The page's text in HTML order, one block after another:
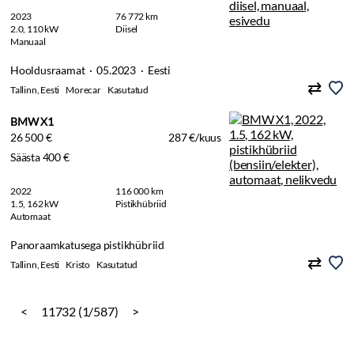
2023
76 772 km
2.0, 110 kW
Diisel
Manuaal
Hooldusraamat · 05.2023 · Eesti
Tallinn, Eesti Morecar Kasutatud
BMW X1
26 500 €
287 €/kuus
Säästa 400 €
2022
116 000 km
1.5, 162 kW
Pistikhübriid
Automaat
Panoraamkatusega pistikhübriid
Tallinn, Eesti Kristo Kasutatud
< 11732 (1/587) >